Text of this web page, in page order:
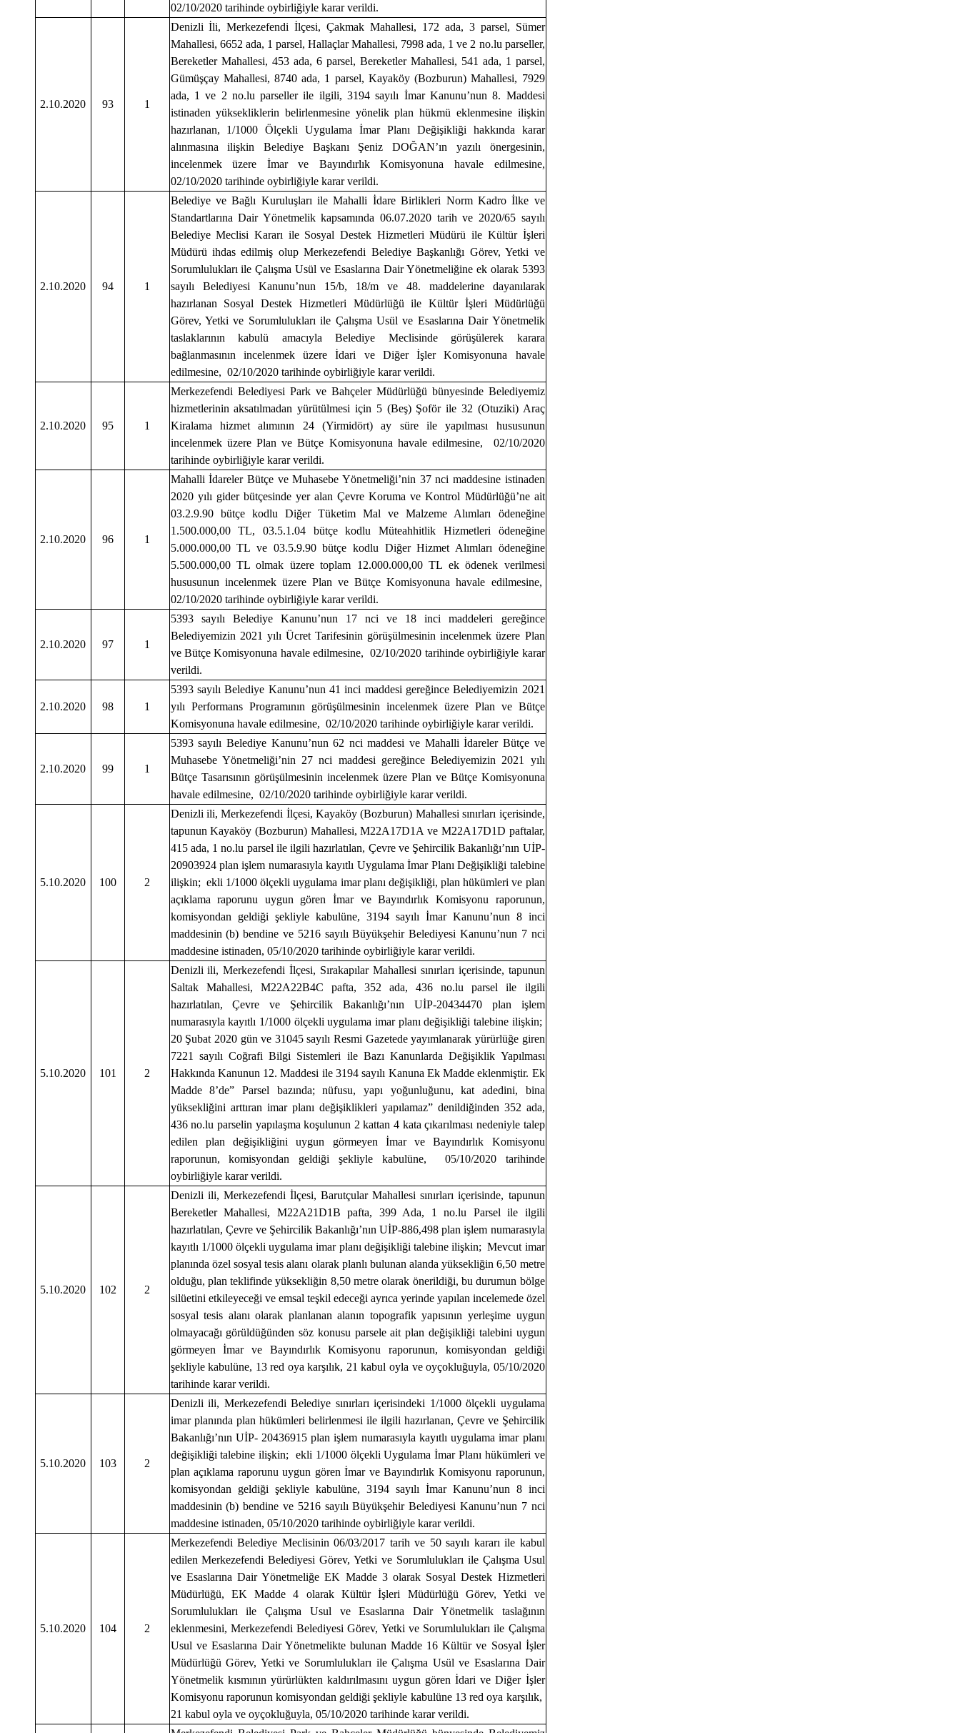
02/10/2020 tarihinde oybirliğiyle karar verildi.
2.10.2020 93 1
Denizli İli, Merkezefendi İlçesi, Çakmak Mahallesi, 172 ada, 3 parsel, Sümer
Mahallesi, 6652 ada, 1 parsel, Hallaçlar Mahallesi, 7998 ada, 1 ve 2 no.lu parseller,
Bereketler Mahallesi, 453 ada, 6 parsel, Bereketler Mahallesi, 541 ada, 1 parsel,
Gümüşçay Mahallesi, 8740 ada, 1 parsel, Kayaköy (Bozburun) Mahallesi, 7929
ada, 1 ve 2 no.lu parseller ile ilgili, 3194 sayılı İmar Kanunu’nun 8. Maddesi
istinaden yüksekliklerin belirlenmesine yönelik plan hükmü eklenmesine ilişkin
hazırlanan, 1/1000 Ölçekli Uygulama İmar Planı Değişikliği hakkında karar
alınmasına ilişkin Belediye Başkanı Şeniz DOĞAN’ın yazılı önergesinin,
incelenmek üzere İmar ve Bayındırlık Komisyonuna havale edilmesine,
02/10/2020 tarihinde oybirliğiyle karar verildi.
2.10.2020 94 1
Belediye ve Bağlı Kuruluşları ile Mahalli İdare Birlikleri Norm Kadro İlke ve
Standartlarına Dair Yönetmelik kapsamında 06.07.2020 tarih ve 2020/65 sayılı
Belediye Meclisi Kararı ile Sosyal Destek Hizmetleri Müdürü ile Kültür İşleri
Müdürü ihdas edilmiş olup Merkezefendi Belediye Başkanlığı Görev, Yetki ve
Sorumlulukları ile Çalışma Usül ve Esaslarına Dair Yönetmeliğine ek olarak 5393
sayılı Belediyesi Kanunu’nun 15/b, 18/m ve 48. maddelerine dayanılarak
hazırlanan Sosyal Destek Hizmetleri Müdürlüğü ile Kültür İşleri Müdürlüğü
Görev, Yetki ve Sorumlulukları ile Çalışma Usül ve Esaslarına Dair Yönetmelik
taslaklarının kabulü amacıyla Belediye Meclisinde görüşülerek karara
bağlanmasının incelenmek üzere İdari ve Diğer İşler Komisyonuna havale
edilmesine, 02/10/2020 tarihinde oybirliğiyle karar verildi.
2.10.2020 95 1
Merkezefendi Belediyesi Park ve Bahçeler Müdürlüğü bünyesinde Belediyemiz
hizmetlerinin aksatılmadan yürütülmesi için 5 (Beş) Şoför ile 32 (Otuziki) Araç
Kiralama hizmet alımının 24 (Yirmidört) ay süre ile yapılması hususunun
incelenmek üzere Plan ve Bütçe Komisyonuna havale edilmesine, 02/10/2020
tarihinde oybirliğiyle karar verildi.
2.10.2020 96 1
Mahalli İdareler Bütçe ve Muhasebe Yönetmeliği’nin 37 nci maddesine istinaden
2020 yılı gider bütçesinde yer alan Çevre Koruma ve Kontrol Müdürlüğü’ne ait
03.2.9.90 bütçe kodlu Diğer Tüketim Mal ve Malzeme Alımları ödeneğine
1.500.000,00 TL, 03.5.1.04 bütçe kodlu Müteahhitlik Hizmetleri ödeneğine
5.000.000,00 TL ve 03.5.9.90 bütçe kodlu Diğer Hizmet Alımları ödeneğine
5.500.000,00 TL olmak üzere toplam 12.000.000,00 TL ek ödenek verilmesi
hususunun incelenmek üzere Plan ve Bütçe Komisyonuna havale edilmesine,
02/10/2020 tarihinde oybirliğiyle karar verildi.
2.10.2020 97 1
5393 sayılı Belediye Kanunu’nun 17 nci ve 18 inci maddeleri gereğince
Belediyemizin 2021 yılı Ücret Tarifesinin görüşülmesinin incelenmek üzere Plan
ve Bütçe Komisyonuna havale edilmesine, 02/10/2020 tarihinde oybirliğiyle karar
verildi.
2.10.2020 98 1
5393 sayılı Belediye Kanunu’nun 41 inci maddesi gereğince Belediyemizin 2021
yılı Performans Programının görüşülmesinin incelenmek üzere Plan ve Bütçe
Komisyonuna havale edilmesine, 02/10/2020 tarihinde oybirliğiyle karar verildi.
2.10.2020 99 1
5393 sayılı Belediye Kanunu’nun 62 nci maddesi ve Mahalli İdareler Bütçe ve
Muhasebe Yönetmeliği’nin 27 nci maddesi gereğince Belediyemizin 2021 yılı
Bütçe Tasarısının görüşülmesinin incelenmek üzere Plan ve Bütçe Komisyonuna
havale edilmesine, 02/10/2020 tarihinde oybirliğiyle karar verildi.
5.10.2020 100 2
Denizli ili, Merkezefendi İlçesi, Kayaköy (Bozburun) Mahallesi sınırları içerisinde,
tapunun Kayaköy (Bozburun) Mahallesi, M22A17D1A ve M22A17D1D paftalar,
415 ada, 1 no.lu parsel ile ilgili hazırlatılan, Çevre ve Şehircilik Bakanlığı’nın UİP-
20903924 plan işlem numarasıyla kayıtlı Uygulama İmar Planı Değişikliği talebine
ilişkin; ekli 1/1000 ölçekli uygulama imar planı değişikliği, plan hükümleri ve plan
açıklama raporunu uygun gören İmar ve Bayındırlık Komisyonu raporunun,
komisyondan geldiği şekliyle kabulüne, 3194 sayılı İmar Kanunu’nun 8 inci
maddesinin (b) bendine ve 5216 sayılı Büyükşehir Belediyesi Kanunu’nun 7 nci
maddesine istinaden, 05/10/2020 tarihinde oybirliğiyle karar verildi.
5.10.2020 101 2
Denizli ili, Merkezefendi İlçesi, Sırakapılar Mahallesi sınırları içerisinde, tapunun
Saltak Mahallesi, M22A22B4C pafta, 352 ada, 436 no.lu parsel ile ilgili
hazırlatılan, Çevre ve Şehircilik Bakanlığı’nın UİP-20434470 plan işlem
numarasıyla kayıtlı 1/1000 ölçekli uygulama imar planı değişikliği talebine ilişkin;
20 Şubat 2020 gün ve 31045 sayılı Resmi Gazetede yayımlanarak yürürlüğe giren
7221 sayılı Coğrafi Bilgi Sistemleri ile Bazı Kanunlarda Değişiklik Yapılması
Hakkında Kanunun 12. Maddesi ile 3194 sayılı Kanuna Ek Madde eklenmiştir. Ek
Madde 8’de” Parsel bazında; nüfusu, yapı yoğunluğunu, kat adedini, bina
yüksekliğini arttıran imar planı değişiklikleri yapılamaz” denildiğinden 352 ada,
436 no.lu parselin yapılaşma koşulunun 2 kattan 4 kata çıkarılması nedeniyle talep
edilen plan değişikliğini uygun görmeyen İmar ve Bayındırlık Komisyonu
raporunun, komisyondan geldiği şekliyle kabulüne, 05/10/2020 tarihinde
oybirliğiyle karar verildi.
5.10.2020 102 2
Denizli ili, Merkezefendi İlçesi, Barutçular Mahallesi sınırları içerisinde, tapunun
Bereketler Mahallesi, M22A21D1B pafta, 399 Ada, 1 no.lu Parsel ile ilgili
hazırlatılan, Çevre ve Şehircilik Bakanlığı’nın UİP-886,498 plan işlem numarasıyla
kayıtlı 1/1000 ölçekli uygulama imar planı değişikliği talebine ilişkin; Mevcut imar
planında özel sosyal tesis alanı olarak planlı bulunan alanda yüksekliğin 6,50 metre
olduğu, plan teklifinde yüksekliğin 8,50 metre olarak önerildiği, bu durumun bölge
silüetini etkileyeceği ve emsal teşkil edeceği ayrıca yerinde yapılan incelemede özel
sosyal tesis alanı olarak planlanan alanın topografik yapısının yerleşime uygun
olmayacağı görüldüğünden söz konusu parsele ait plan değişikliği talebini uygun
görmeyen İmar ve Bayındırlık Komisyonu raporunun, komisyondan geldiği
şekliyle kabulüne, 13 red oya karşılık, 21 kabul oyla ve oyçokluğuyla, 05/10/2020
tarihinde karar verildi.
5.10.2020 103 2
Denizli ili, Merkezefendi Belediye sınırları içerisindeki 1/1000 ölçekli uygulama
imar planında plan hükümleri belirlenmesi ile ilgili hazırlanan, Çevre ve Şehircilik
Bakanlığı’nın UİP- 20436915 plan işlem numarasıyla kayıtlı uygulama imar planı
değişikliği talebine ilişkin; ekli 1/1000 ölçekli Uygulama İmar Planı hükümleri ve
plan açıklama raporunu uygun gören İmar ve Bayındırlık Komisyonu raporunun,
komisyondan geldiği şekliyle kabulüne, 3194 sayılı İmar Kanunu’nun 8 inci
maddesinin (b) bendine ve 5216 sayılı Büyükşehir Belediyesi Kanunu’nun 7 nci
maddesine istinaden, 05/10/2020 tarihinde oybirliğiyle karar verildi.
5.10.2020 104 2
Merkezefendi Belediye Meclisinin 06/03/2017 tarih ve 50 sayılı kararı ile kabul
edilen Merkezefendi Belediyesi Görev, Yetki ve Sorumlulukları ile Çalışma Usul
ve Esaslarına Dair Yönetmeliğe EK Madde 3 olarak Sosyal Destek Hizmetleri
Müdürlüğü, EK Madde 4 olarak Kültür İşleri Müdürlüğü Görev, Yetki ve
Sorumlulukları ile Çalışma Usul ve Esaslarına Dair Yönetmelik taslağının
eklenmesini, Merkezefendi Belediyesi Görev, Yetki ve Sorumlulukları ile Çalışma
Usul ve Esaslarına Dair Yönetmelikte bulunan Madde 16 Kültür ve Sosyal İşler
Müdürlüğü Görev, Yetki ve Sorumlulukları ile Çalışma Usül ve Esaslarına Dair
Yönetmelik kısmının yürürlükten kaldırılmasını uygun gören İdari ve Diğer İşler
Komisyonu raporunun komisyondan geldiği şekliyle kabulüne 13 red oya karşılık,
21 kabul oyla ve oyçokluğuyla, 05/10/2020 tarihinde karar verildi.